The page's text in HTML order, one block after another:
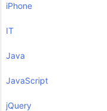
iPhone
IT
Java
JavaScript
jQuery